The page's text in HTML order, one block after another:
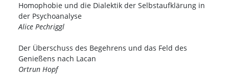
Homophobie und die Dialektik der Selbstaufklärung in
der Psychoanalyse
Alice Pechriggl
Der Überschuss des Begehrens und das Feld des
Genießens nach Lacan
Ortrun Hopf